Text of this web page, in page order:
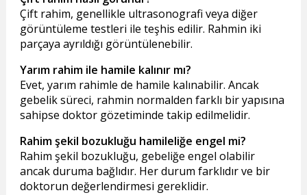
Çift rahim, genellikle ultrasonografi veya diğer
görüntüleme testleri ile teşhis edilir. Rahmin iki
parçaya ayrıldığı görüntülenebilir.
Yarım rahim ile hamile kalınır mı?
Evet, yarım rahimle de hamile kalınabilir. Ancak
gebelik süreci, rahmin normalden farklı bir yapısına
sahipse doktor gözetiminde takip edilmelidir.
Rahim şekil bozukluğu hamileliğe engel mi?
Rahim şekil bozukluğu, gebeliğe engel olabilir
ancak duruma bağlıdır. Her durum farklıdır ve bir
doktorun değerlendirmesi gereklidir.